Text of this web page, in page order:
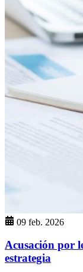
09 feb. 2026
Acusación por
estrategia